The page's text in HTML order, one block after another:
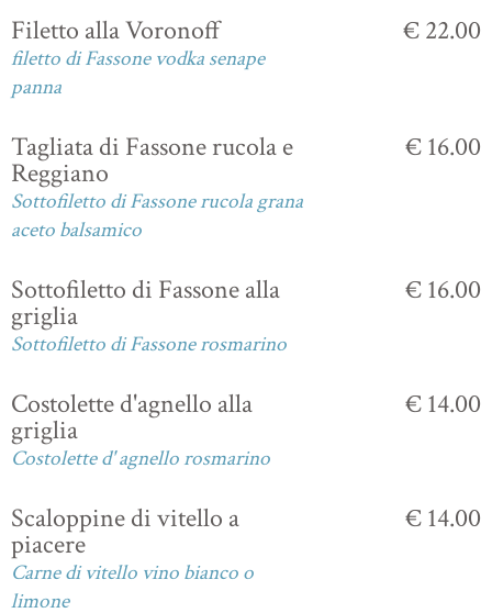
Filetto alla Voronoff
filetto di Fassone vodka senape
panna
€ 22.00
Tagliata di Fassone rucola e
Reggiano
Sottofiletto di Fassone rucola grana
aceto balsamico
€ 16.00
Sottofiletto di Fassone alla
griglia
Sottofiletto di Fassone rosmarino
€ 16.00
Costolette d'agnello alla
griglia
Costolette d' agnello rosmarino
€ 14.00
Scaloppine di vitello a
piacere
Carne di vitello vino bianco o
limone
€ 14.00